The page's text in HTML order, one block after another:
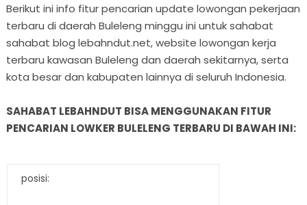
Berikut ini info fitur pencarian update lowongan pekerjaan
terbaru di daerah Buleleng minggu ini untuk sahabat
sahabat blog lebahndut.net, website lowongan kerja
terbaru kawasan Buleleng dan daerah sekitarnya, serta
kota besar dan kabupaten lainnya di seluruh Indonesia.
SAHABAT LEBAHNDUT BISA MENGGUNAKAN FITUR
PENCARIAN LOWKER BULELENG TERBARU DI BAWAH INI:
posisi: